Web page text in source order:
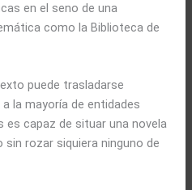
en el seno de una
como la Biblioteca de
puede trasladarse
la mayoría de entidades
es capaz de situar una novela
rozar siquiera ninguno de